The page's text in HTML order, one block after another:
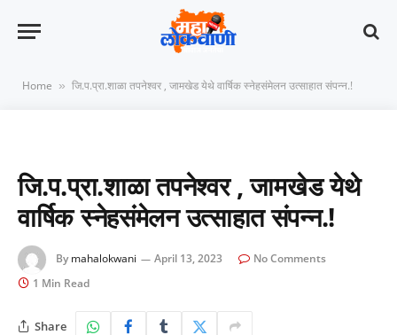
Home » जि.प.प्रा.शाळा तपनेश्वर , जामखेड येथे वार्षिक स्नेहसंमेलन उत्साहात संपन्न.!
जि.प.प्रा.शाळा तपनेश्वर , जामखेड येथे
वार्षिक स्नेहसंमेलन उत्साहात संपन्न.!
By mahalokwani April 13, 2023
No Comments
1 Min Read
Share